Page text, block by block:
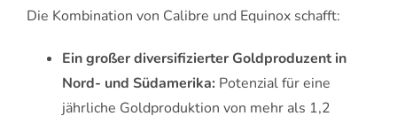
Die Kombination von Calibre und Equinox schafft:
Ein großer diversifizierter Goldproduzent in
Nord- und Südamerika: Potenzial für eine
jährliche Goldproduktion von mehr als 1,2